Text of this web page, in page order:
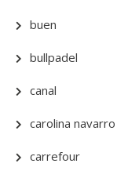
buen
bullpadel
canal
carolina navarro
carrefour